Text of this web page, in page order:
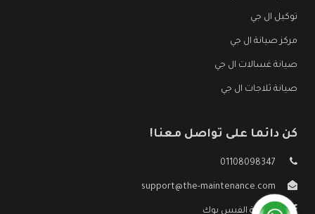
توكيل ال جي
مركز صيانة ال جي
صيانة غسالات ال جي
صيانة ثلاجات ال جي
كن دائما على تواصل معنا!
01108098347
support@the-maintenance.com
صفحة الفيس بوك